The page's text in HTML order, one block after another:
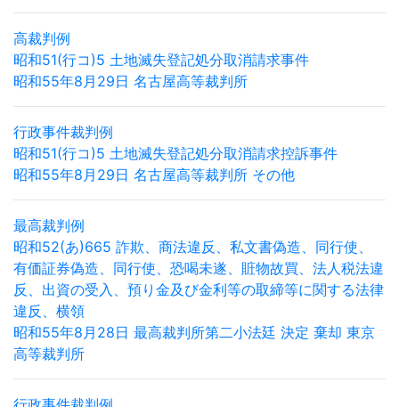
高裁判例
昭和51(行コ)5 土地滅失登記処分取消請求事件
昭和55年8月29日 名古屋高等裁判所
行政事件裁判例
昭和51(行コ)5 土地滅失登記処分取消請求控訴事件
昭和55年8月29日 名古屋高等裁判所 その他
最高裁判例
昭和52(あ)665 詐欺、商法違反、私文書偽造、同行使、
有価証券偽造、同行使、恐喝未遂、賍物故買、法人税法違
反、出資の受入、預り金及び金利等の取締等に関する法律
違反、横領
昭和55年8月28日 最高裁判所第二小法廷 決定 棄却 東京
高等裁判所